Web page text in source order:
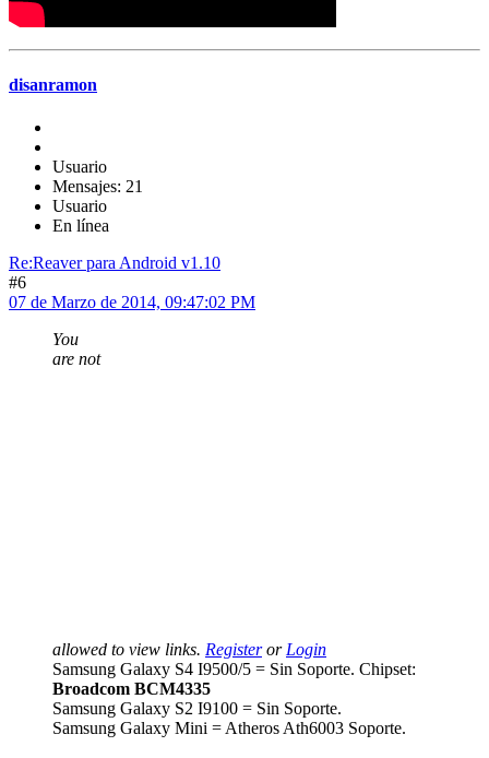
disanramon
Usuario
Mensajes: 21
Usuario
En línea
Re:Reaver para Android v1.10
#6
07 de Marzo de 2014, 09:47:02 PM
You
are not
allowed to view links. Registeror Login
Samsung Galaxy S4 I9500/5 = Sin Soporte. Chipset:
Broadcom BCM4335
Samsung Galaxy S2 I9100 = Sin Soporte.
Samsung Galaxy Mini = Atheros Ath6003 Soporte.